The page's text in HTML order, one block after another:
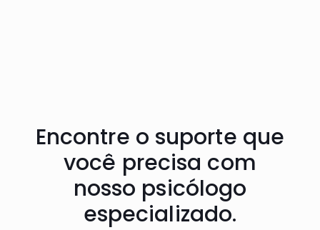
Encontre o suporte que
você precisa com
nosso psicólogo
especializado.